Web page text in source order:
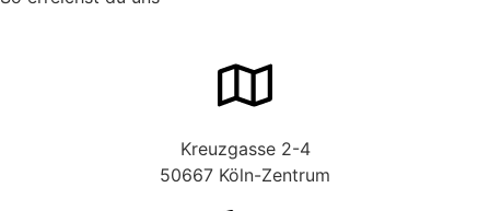
Kreuzgasse 2-4
50667 Köln-Zentrum